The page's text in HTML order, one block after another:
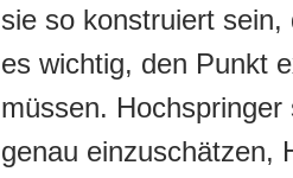
sie so konstruiert
es wichtig, den Punkt
müssen.
genau einzuschätzen,